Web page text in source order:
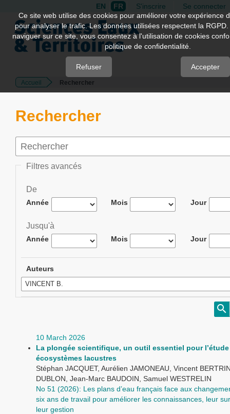
Quick
jump
page
Main
Content
EN FR S'inscrire Se connecter
Accueil Rechercher
Rechercher
Filtres avancés
De
Année Mois Jour
Jusqu'à
Année Mois Jour
Auteurs
10 March 2026
La plongée scientifique, un outil essentiel pour
écosystèmes lacustres
Stéphan JACQUET, Aurélien JAMONEAU, Vincent
DUBLON, Jean-Marc BAUDOIN, Samuel WESTRELIN
No 51 (2026): Les plans d’eau français face aux
six ans de travail pour améliorer les connaissances, leur
leur gestion
Ce site web utilise des cookies pour améliorer votre expérience
pour analyser le trafic. Les données utilisées respectent la
naviguer sur ce site, vous consentez à l'utilisation de cookies
politique de confidentialité.
Refuser Accepter